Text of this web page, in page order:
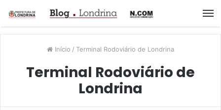
Início / Terminal Rodoviário de Londrina
Terminal Rodoviário de
Londrina